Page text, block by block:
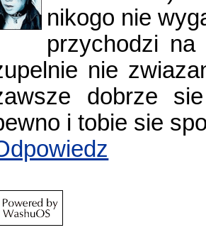
nikogo nie
przychodzi
nie
dobrze
i tobie sie